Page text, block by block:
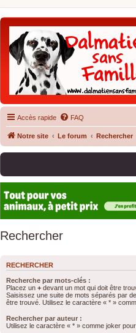
Accès rapide FAQ
Notre site Le forum Rechercher
Rechercher
RECHERCHER
Recherche par mots-clés :
Placez un + devant un mot qui doit être
Saisissez une suite de mots séparés par
être trouvé. Utilisez le caractère « * »
Rechercher par auteur :
Utilisez le caractère « * » comme joker